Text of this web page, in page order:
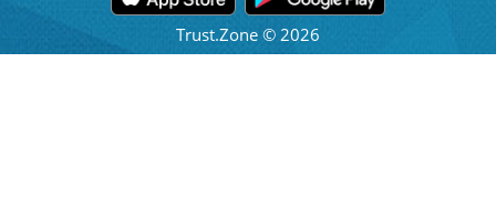
Trust.Zone © 2026